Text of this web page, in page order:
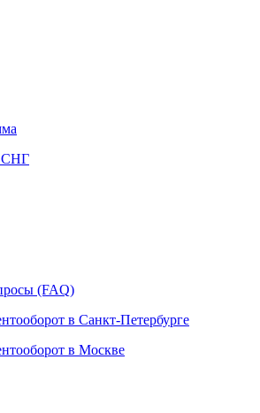
СНГ
(FAQ)
в Санкт-Петербурге
в Москве